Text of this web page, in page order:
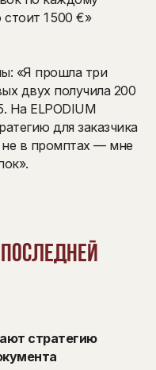
1 500 €»
«Я прошла три
двух получила 200
На ELPODIUM
для заказчика
не в промптах — мне
стратегию